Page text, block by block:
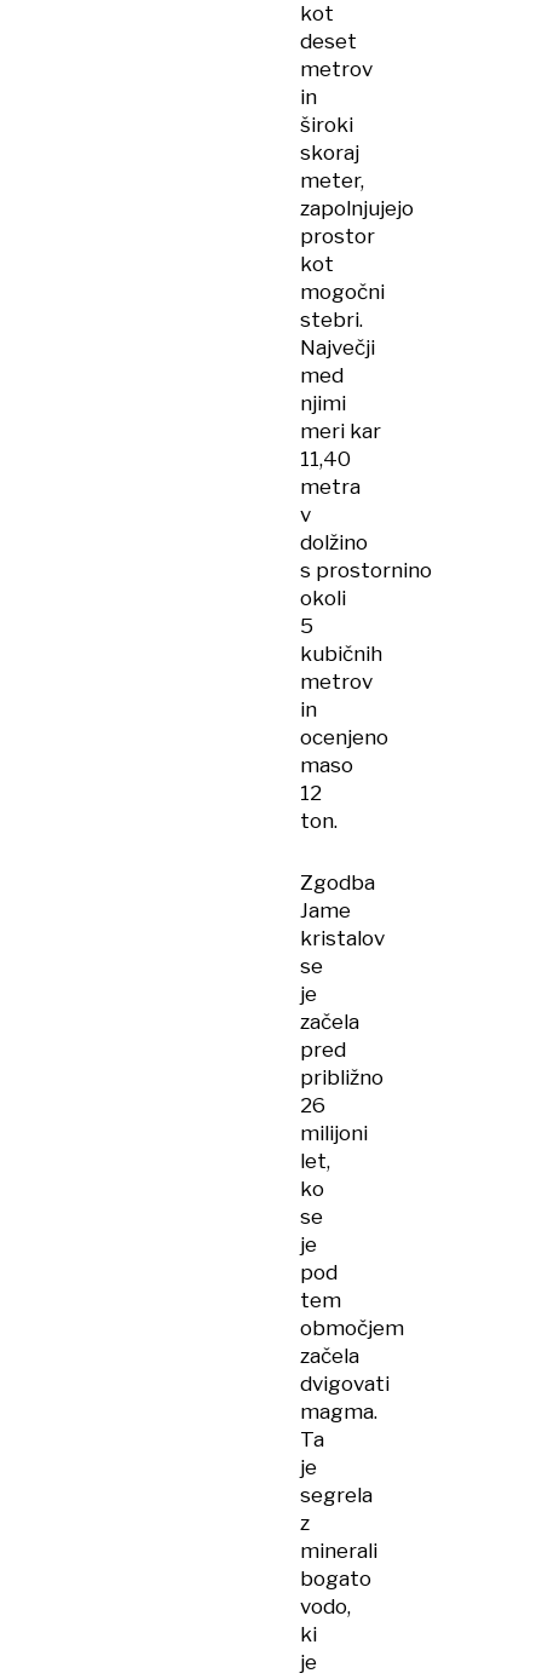
kot
deset
metrov
in
široki
skoraj
meter,
zapolnjujejo
prostor
kot
mogočni
stebri.
Največji
med
njimi
meri kar
11,40
metra
v
dolžino
s prostornino
okoli
5
kubičnih
metrov
in
ocenjeno
maso
12
ton.
Zgodba
Jame
kristalov
se
je
začela
pred
približno
26
milijoni
let,
ko
se
je
pod
tem
območjem
začela
dvigovati
magma.
Ta
je
segrela
z
minerali
bogato
vodo,
ki
je